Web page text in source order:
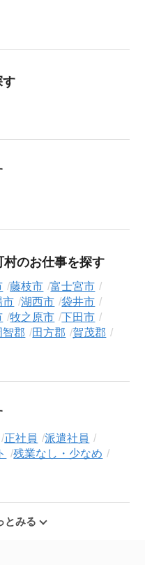
す
のお仕事を探す
藤枝市
富士宮市
市 湖西市
袋井市
牧之原市
下田市
智郡 田方郡
賀茂郡
正社員
派遣社員
残業なし・少なめ
とみる